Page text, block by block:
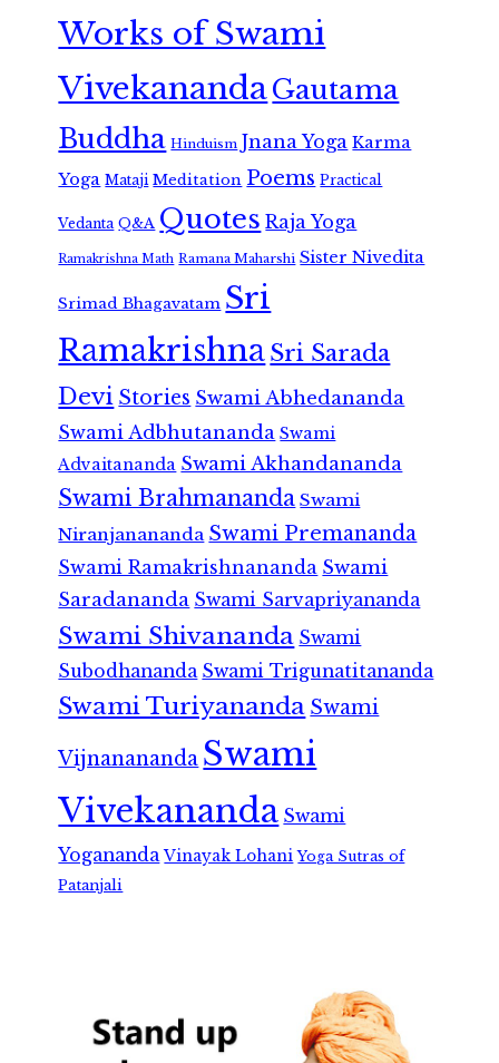
Works of Swami
VivekanandaGautama
Buddha Hinduism Jnana Yoga Karma
Yoga Mataji Meditation Poems Practical
Vedanta Q&A Quotes Raja Yoga
Ramakrishna Math Ramana Maharshi Sister Nivedita
Srimad Bhagavatam Sri
RamakrishnaSri Sarada
Devi Stories Swami Abhedananda
Swami Adbhutananda Swami
Advaitananda Swami Akhandananda
Swami Brahmananda Swami
Niranjanananda Swami Premananda
Swami Ramakrishnananda Swami
Saradananda Swami Sarvapriyananda
Swami Shivananda Swami
Subodhananda Swami Trigunatitananda
Swami Turiyananda Swami
Vijnanananda Swami
Vivekananda Swami
Yogananda Vinayak Lohani Yoga Sutras of
Patanjali